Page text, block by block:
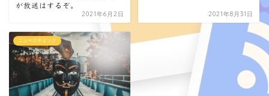
が放送はするぞ。
2021年6月2日 2021年8月31日
ニュースチェック